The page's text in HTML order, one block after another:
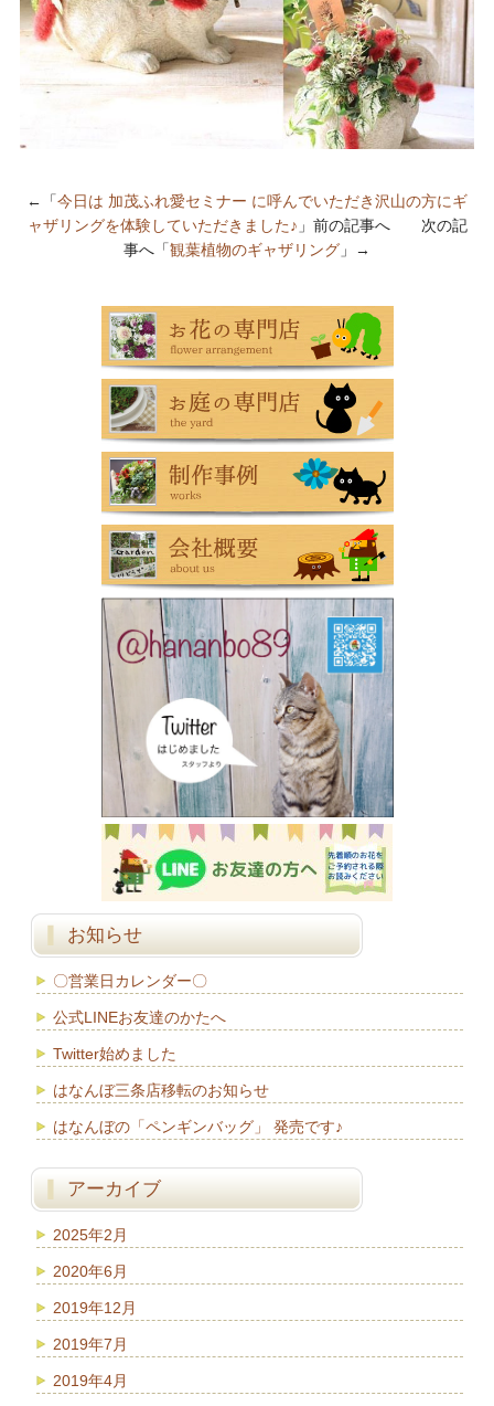
←「今日は 加茂ふれ愛セミナー に呼んでいただき沢山の方にギ
ャザリングを体験していただきました♪ 」前の記事へ 次の記
事へ「観葉植物のギャザリング 」→
お知らせ
〇営業日カレンダー〇
公式LINEお友達のかたへ
Twitter始めました
はなんぼ三条店移転のお知らせ
はなんぼの「ペンギンバッグ」 発売です♪
アーカイブ
2025年2月
2020年6月
2019年12月
2019年7月
2019年4月